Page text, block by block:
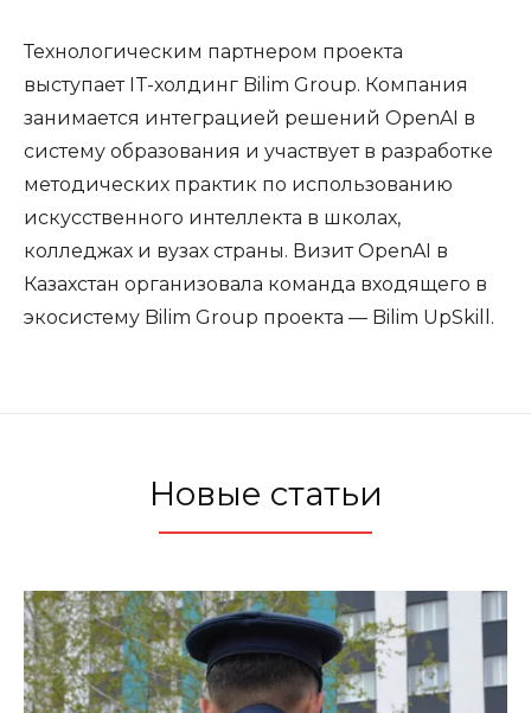
Технологическим партнером проекта
выступает IT-холдинг Bilim Group. Компания
занимается интеграцией решений OpenAI в
систему образования и участвует в разработке
методических практик по использованию
искусственного интеллекта в школах,
колледжах и вузах страны. Визит OpenAI в
Казахстан организовала команда входящего в
экосистему Bilim Group проекта — Bilim UpSkill.
Новые статьи